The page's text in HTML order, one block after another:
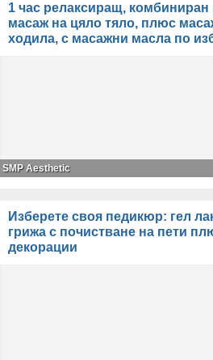
1 час релаксиращ, комбиниран
масаж на цяло тяло, плюс
ходила, с масажни масла по
SMP Aesthetic
Изберете своя педикюр: гел
грижа с почистване на пети
декорации